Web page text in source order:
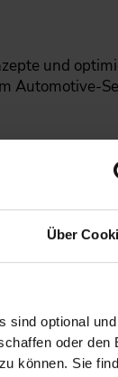
Über
sind optional
oder den
können. Sie
und
Automotive-